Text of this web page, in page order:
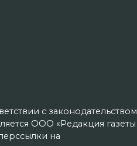
с законодательством
ООО «Редакция газеты
на